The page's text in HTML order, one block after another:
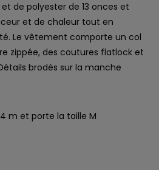
de polyester de 13 onces et
et de chaleur tout en
Le vêtement comporte un col
zippée, des coutures flatlock et
brodés sur la manche
m et porte la taille M